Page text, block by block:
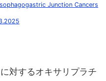
Junction Cancers
対するオキサリプラチ